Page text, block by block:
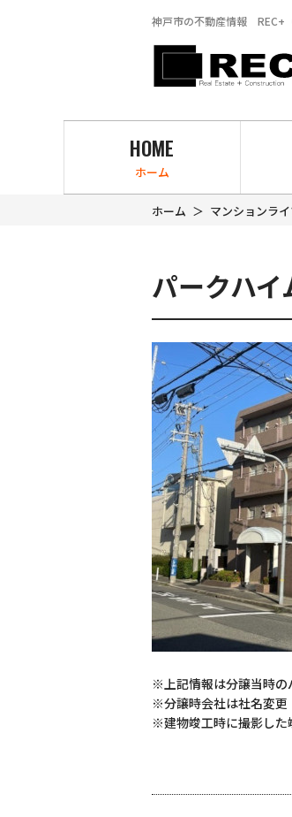
神戸市の不動産情報 REC+
HOME
ホーム
ホーム マンションラ
パークハ
※上記情報は分譲当時の
※分譲時会社は社名変更
※建物竣工時に撮影した